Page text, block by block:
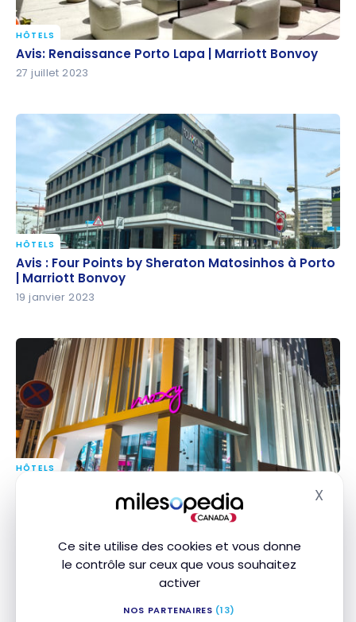
Ce site utilise des cookies et vous donne
le contrôle sur ceux que vous souhaitez
activer
NOS PARTENAIRES (13)
X
Avis: Renaissance Porto Lapa | Marriott Bonvoy
HÔTELS
Avis: Renaissance Porto Lapa | Marriott Bonvoy
27 juillet 2023
Avis : Four Points by Sheraton Matosinhos à Porto |
Marriott Bonvoy
HÔTELS
Avis : Four Points by Sheraton Matosinhos à Porto
| Marriott Bonvoy
19 janvier 2023
HÔTELS